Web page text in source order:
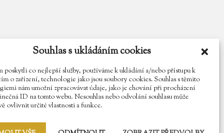
Souhlas s ukládáním cookies
poskytli co nejlepší služby, používáme k ukládání a/nebo přístupu k
o zařízení, technologie jako jsou soubory cookies. Souhlas s těmito
nám umožní zpracovávat údaje, jako je chování při procházení
ID na tomto webu. Nesouhlas nebo odvolání souhlasu může
ovlivnit určité vlastnosti a funkce.
Najdete nás na Facebooku
Sledujte náš Instagram